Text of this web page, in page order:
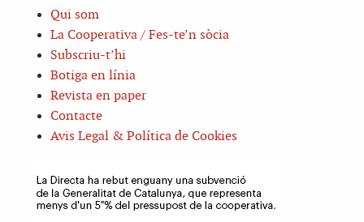
Qui som
La Cooperativa / Fes-te’n sòcia
Subscriu-t’hi
Botiga en línia
Revista en paper
Contacte
Avis Legal & Política de Cookies